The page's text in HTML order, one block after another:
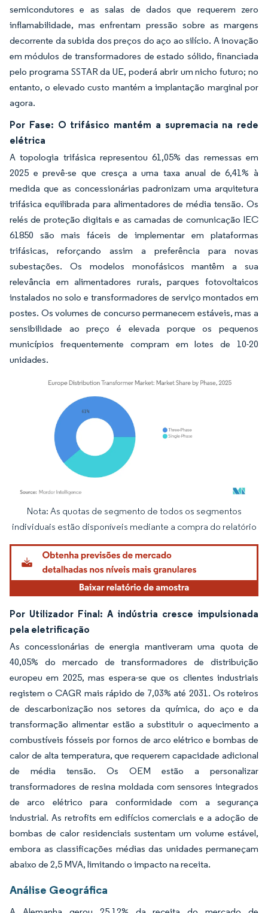
semicondutores e as salas de dados que requerem zero
inflamabilidade, mas enfrentam pressão sobre as margens
decorrente da subida dos preços do aço ao silício. A inovação
em módulos de transformadores de estado sólido, financiada
pelo programa SSTAR da UE, poderá abrir um nicho futuro; no
entanto, o elevado custo mantém a implantação marginal por
agora.
Por Fase: O trifásico mantém a supremacia na rede
elétrica
A topologia trifásica representou 61,05% das remessas em
2025 e prevê-se que cresça a uma taxa anual de 6,41% à
medida que as concessionárias padronizam uma arquitetura
trifásica equilibrada para alimentadores de média tensão. Os
relés de proteção digitais e as camadas de comunicação IEC
61850 são mais fáceis de implementar em plataformas
trifásicas, reforçando assim a preferência para novas
subestações. Os modelos monofásicos mantêm a sua
relevância em alimentadores rurais, parques fotovoltaicos
instalados no solo e transformadores de serviço montados em
postes. Os volumes de concurso permanecem estáveis, mas a
sensibilidade ao preço é elevada porque os pequenos
municípios frequentemente compram em lotes de 10-20
unidades.
Imagem © Mordor Intelligence. O reuso requer atribuição conforme CC BY 4.0.
Nota: As quotas de segmento de todos os segmentos
individuais estão disponíveis mediante a compra do relatório
Por Utilizador Final: A indústria cresce impulsionada
pela eletrificação
As concessionárias de energia mantiveram uma quota de
40,05% do mercado de transformadores de distribuição
europeu em 2025, mas espera-se que os clientes industriais
registem o CAGR mais rápido de 7,03% até 2031. Os roteiros
de descarbonização nos setores da química, do aço e da
transformação alimentar estão a substituir o aquecimento a
combustíveis fósseis por fornos de arco elétrico e bombas de
calor de alta temperatura, que requerem capacidade adicional
de média tensão. Os OEM estão a personalizar
transformadores de resina moldada com sensores integrados
de arco elétrico para conformidade com a segurança
industrial. As retrofits em edifícios comerciais e a adoção de
bombas de calor residenciais sustentam um volume estável,
embora as classificações médias das unidades permaneçam
abaixo de 2,5 MVA, limitando o impacto na receita.
Análise Geográfica